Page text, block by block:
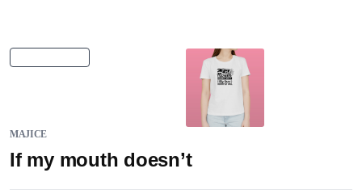
MAJICE
If my mouth doesn’t